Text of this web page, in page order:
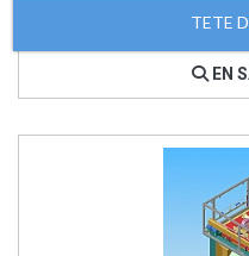
TETE
EN